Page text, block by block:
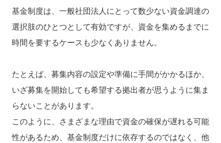
基金制度は、一般社団法人にとって数少ない資金調達の
選択肢のひとつとして有効ですが、資金を集めるまでに
時間を要するケースも少なくありません。
たとえば、募集内容の設定や準備に手間がかかるほか、
いざ募集を開始しても希望する拠出者が思うように集ま
らないことがあります。
このように、さまざまな理由で資金の確保が遅れる可能
性があるため、基金制度だけに依存するのではなく、他